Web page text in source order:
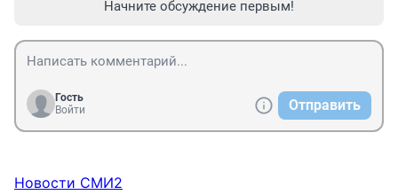
Начните обсуждение первым!
Гость
Войти
Отправить
Новости СМИ2